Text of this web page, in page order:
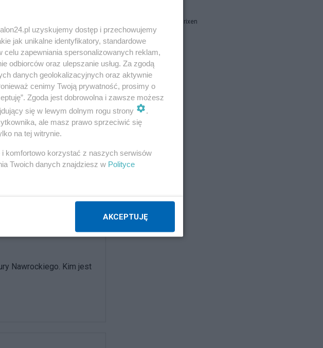
Nawrockiego. Kim jest
Marcin B. Brixen
Napisz notkę
uzyskujemy dostęp i przechowujemy
jak unikalne identyfikatory, standardowe
celu zapewniania spersonalizowanych reklam,
odbiorców oraz ulepszanie usług. Za zgodą
danych geolokalizacyjnych oraz aktywnie
cenimy Twoją prywatność, prosimy o
Zgoda jest dobrowolna i zawsze możesz
się w lewym dolnym rogu strony
.
ale masz prawo sprzeciwić się
na tej witrynie.
komfortowo korzystać z naszych serwisów
Twoich danych znajdziesz w Polityce
AKCEPTUJĘ